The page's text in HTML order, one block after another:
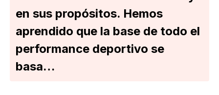
en sus propósitos. Hemos
aprendido que la base de todo el
performance deportivo se
basa…